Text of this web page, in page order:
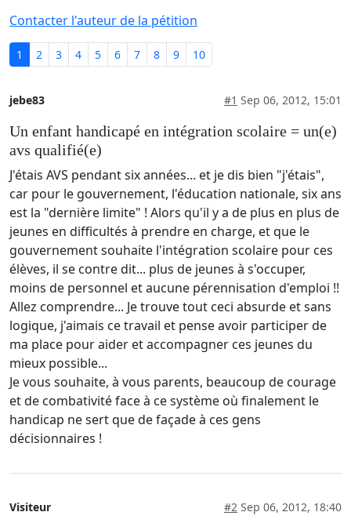
Contacter l'auteur de la pétition
1 2 3 4 5 6 7 8 9 10
jebe83 #1 Sep 06, 2012, 15:01
Un enfant handicapé en intégration scolaire = un(e)
avs qualifié(e)
J'étais AVS pendant six années... et je dis bien "j'étais",
car pour le gouvernement, l'éducation nationale, six ans
est la "dernière limite" ! Alors qu'il y a de plus en plus de
jeunes en difficultés à prendre en charge, et que le
gouvernement souhaite l'intégration scolaire pour ces
élèves, il se contre dit... plus de jeunes à s'occuper,
moins de personnel et aucune pérennisation d'emploi !!
Allez comprendre... Je trouve tout ceci absurde et sans
logique, j'aimais ce travail et pense avoir participer de
ma place pour aider et accompagner ces jeunes du
mieux possible...
Je vous souhaite, à vous parents, beaucoup de courage
et de combativité face à ce système où finalement le
handicap ne sert que de façade à ces gens
décisionnaires !
Visiteur #2 Sep 06, 2012, 18:40